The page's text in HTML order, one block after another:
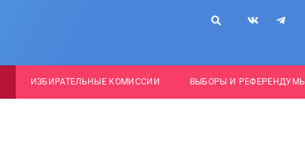
ИЗБИРАТЕЛЬНЫЕ КОМИССИИ ВЫБОРЫ И РЕФЕРЕНДУМЫ